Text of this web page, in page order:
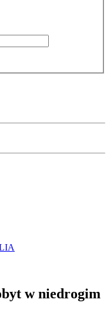
w niedrogim